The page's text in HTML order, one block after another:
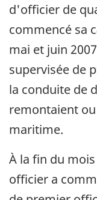
d'officier de
commencé sa
mai et juin
supervisée de
la conduite de
remontaient
maritime.
À la fin du
officier a